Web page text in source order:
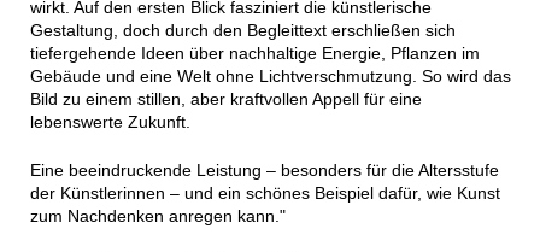
wirkt. Auf den ersten Blick fasziniert die künstlerische
Gestaltung, doch durch den Begleittext erschließen sich
tiefergehende Ideen über nachhaltige Energie, Pflanzen im
Gebäude und eine Welt ohne Lichtverschmutzung. So wird das
Bild zu einem stillen, aber kraftvollen Appell für eine
lebenswerte Zukunft.
Eine beeindruckende Leistung – besonders für die Altersstufe
der Künstlerinnen – und ein schönes Beispiel dafür, wie Kunst
zum Nachdenken anregen kann."